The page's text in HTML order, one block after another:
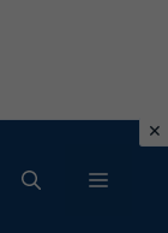
MENU